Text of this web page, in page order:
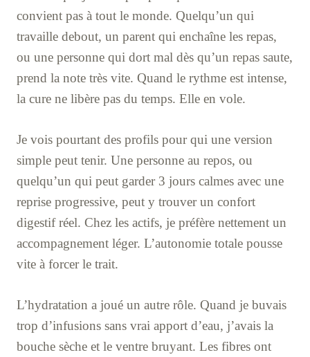
convient pas à tout le monde. Quelqu’un qui
travaille debout, un parent qui enchaîne les repas,
ou une personne qui dort mal dès qu’un repas saute,
prend la note très vite. Quand le rythme est intense,
la cure ne libère pas du temps. Elle en vole.
Je vois pourtant des profils pour qui une version
simple peut tenir. Une personne au repos, ou
quelqu’un qui peut garder 3 jours calmes avec une
reprise progressive, peut y trouver un confort
digestif réel. Chez les actifs, je préfère nettement un
accompagnement léger. L’autonomie totale pousse
vite à forcer le trait.
L’hydratation a joué un autre rôle. Quand je buvais
trop d’infusions sans vrai apport d’eau, j’avais la
bouche sèche et le ventre bruyant. Les fibres ont